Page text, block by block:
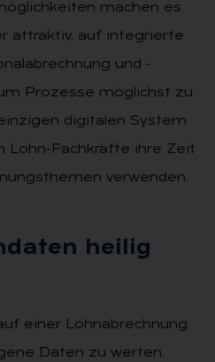
machen es
attraktiv, auf integrierte
und -
Prozesse möglichst zu
digita­len System
Lohn-Fachkräfte ihre Zeit
verwenden.
hei­lig
einer Lohn­abrechnung
Daten zu werten.